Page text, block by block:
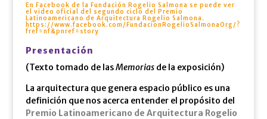
En Facebook de la Fundación Rogelio Salmona se puede ver
el video oficial del segundo ciclo del Premio
Latinoamericano de Arquitectura Rogelio Salmona.
https://www.facebook.com/FundacionRogelioSalmonaOrg/?
fref=nf&pnref=story
Presentación
(Texto tomado de lasMemoriasde la exposición)
La arquitectura que genera espacio público es una
definición que nos acerca entender el propósito del
Premio Latinoamericano de Arquitectura Rogelio